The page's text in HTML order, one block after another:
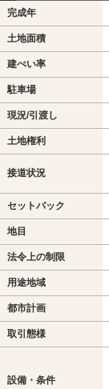
完成年
土地面積
建ぺい率
駐車場
現況/引渡し
土地権利
接道状況
セットバック
地目
法令上の制限
用途地域
都市計画
取引態様
設備・条件